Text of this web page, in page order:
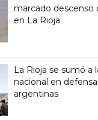
marcado descenso
en La Rioja
La Rioja se sumó a
nacional en
argentinas